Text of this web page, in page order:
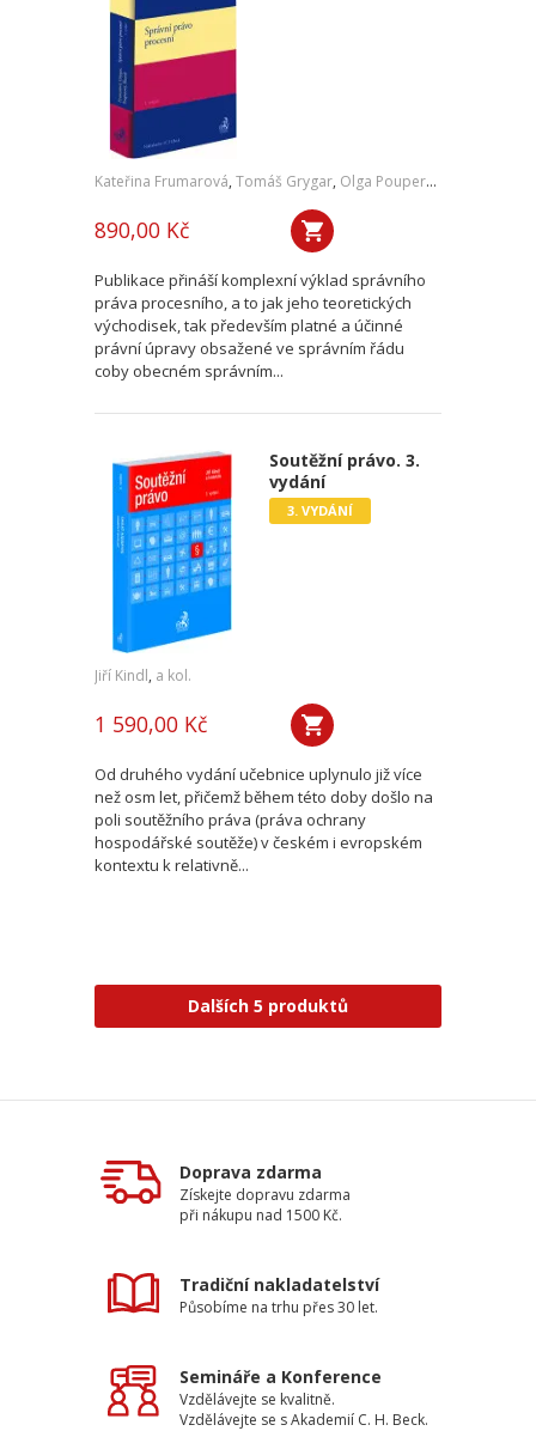
Kateřina Frumarová, Tomáš Grygar, Olga Pouperová
890,00 Kč
Publikace přináší komplexní výklad správního
práva procesního, a to jak jeho teoretických
východisek, tak především platné a účinné
právní úpravy obsažené ve správním řádu
coby obecném správním...
Soutěžní právo. 3.
vydání
3. VYDÁNÍ
Jiří Kindl, a kol.
1 590,00 Kč
Od druhého vydání učebnice uplynulo již více
než osm let, přičemž během této doby došlo na
poli soutěžního práva (práva ochrany
hospodářské soutěže) v českém i evropském
kontextu k relativně...
Dalších 5 produktů
Doprava zdarma
Získejte dopravu zdarma
při nákupu nad 1500 Kč.
Tradiční nakladatelství
Působíme na trhu přes 30 let.
Semináře a Konference
Vzdělávejte se kvalitně.
Vzdělávejte se s Akademií C. H. Beck.